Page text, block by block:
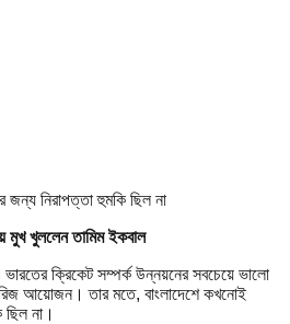
মুখ খুললেন তামিম ইকবাল
ভারতের ক্রিকেট সম্পর্ক উন্নয়নের সবচেয়ে ভালো
আয়োজন। তার মতে, বাংলাদেশে কখনোই
ছিল না।